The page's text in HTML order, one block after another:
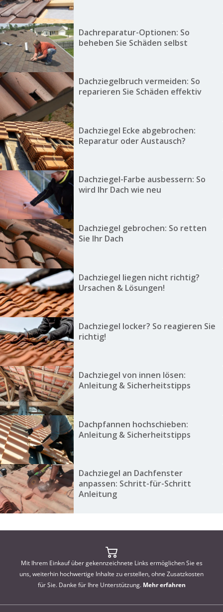
Dachreparatur-Optionen: So
beheben Sie Schäden selbst
Dachziegelbruch vermeiden: So
reparieren Sie Schäden effektiv
Dachziegel Ecke abgebrochen:
Reparatur oder Austausch?
Dachziegel-Farbe ausbessern: So
wird Ihr Dach wie neu
Dachziegel gebrochen: So retten
Sie Ihr Dach
Dachziegel liegen nicht richtig?
Ursachen & Lösungen!
Dachziegel locker? So reagieren Sie
richtig!
Dachziegel von innen lösen:
Anleitung & Sicherheitstipps
Dachpfannen hochschieben:
Anleitung & Sicherheitstipps
Dachziegel an Dachfenster
anpassen: Schritt-für-Schritt
Anleitung
Mit Ihrem Einkauf über gekennzeichnete Links ermöglichen Sie es
uns, weiterhin hochwertige Inhalte zu erstellen, ohne Zusatzkosten
für Sie. Danke für Ihre Unterstützung. Mehr erfahren